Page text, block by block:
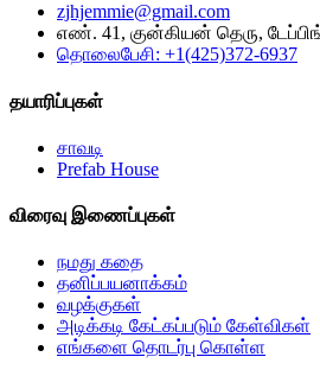
zjhjemmie@gmail.com
எண். 41, குன்கியன் தெரு,
தொலைபேசி: +1(425)372-6937
தயாரிப்புகள்
சாவடி
Prefab House
விரைவு இணைப்புகள்
நமது கதை
தனிப்பயனாக்கம்
வழக்குகள்
அடிக்கடி கேட்கப்படும் கேள்விகள்
எங்களை தொடர்பு கொள்ள